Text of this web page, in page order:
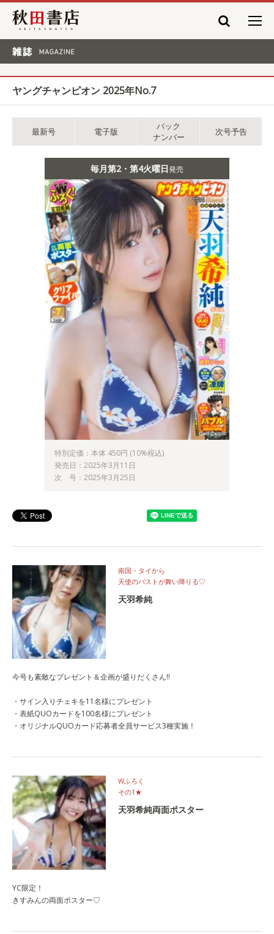
秋田書店
ヤングチャンピオン 2025年No.7
最新号 電子版
バック
ナンバー
次号予告
毎月第2・第4火曜日発売
特別定価：本体 450円 (10%税込)
発売日：2025年3月11日
次 号：2025年3月25日
南国・タイから
天使のバストが舞い降りる♡
天羽希純
今号も素敵なプレゼント＆企画が盛りだくさん!!
・サイン入りチェキを11名様にプレゼント
・表紙QUOカードを100名様にプレゼント
・オリジナルQUOカード応募者全員サービス3種実施！
Wふろく
その1★
天羽希純両面ポスター
YC限定！
きすみんの両面ポスター♡